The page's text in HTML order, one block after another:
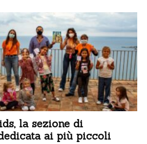
la sezione di
ai più piccoli